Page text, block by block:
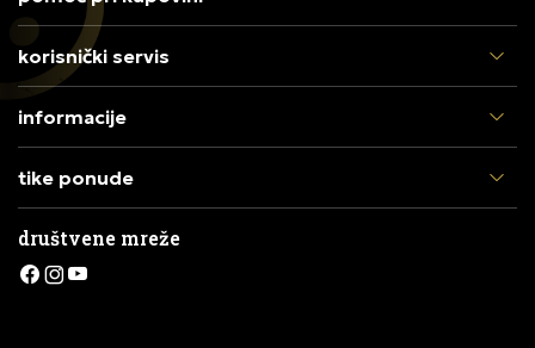
korisnički servis
informacije
tike ponude
društvene mreže